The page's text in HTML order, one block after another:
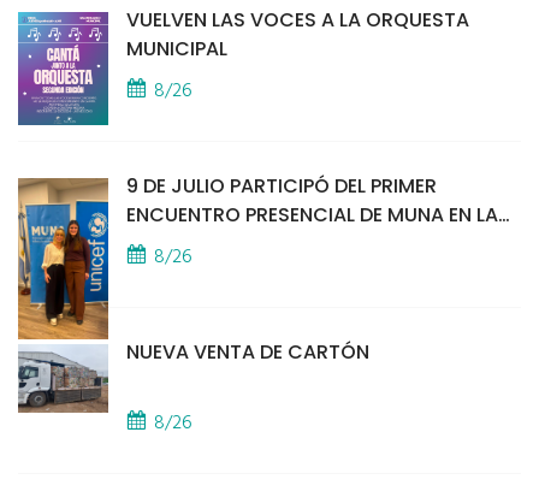
VUELVEN LAS VOCES A LA ORQUESTA
MUNICIPAL
8/26
9 DE JULIO PARTICIPÓ DEL PRIMER
ENCUENTRO PRESENCIAL DE MUNA EN LA
SEDE DE UNICEF
8/26
NUEVA VENTA DE CARTÓN
8/26